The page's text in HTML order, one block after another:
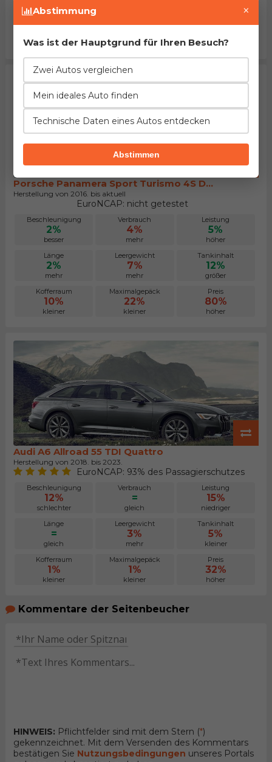
gleich
Kofferraum
größer
Maximalgepäck
größer
Preis
höher
Porsche Panamera Sport Turismo 4S D...
Herstellung von 2016. bis aktuell
EuroNCAP: nicht getestet
Beschleunigung
2%
besser
Verbrauch
4%
mehr
Leistung
5%
höher
Länge
2%
mehr
Leergewicht
7%
mehr
Tankinhalt
12%
größer
Kofferraum
10%
kleiner
Maximalgepäck
22%
kleiner
Preis
80%
höher
Audi A6 Allroad 55 TDI Quattro
Herstellung von 2018. bis 2023.
EuroNCAP: 93% des Passagierschutzes
Beschleunigung
12%
schlechter
Verbrauch
=
gleich
Leistung
15%
niedriger
Länge
=
gleich
Leergewicht
3%
mehr
Tankinhalt
5%
kleiner
Kofferraum
1%
kleiner
Maximalgepäck
1%
kleiner
Preis
32%
höher
Kommentare der Seitenbeucher
HINWEIS: Pflichtfelder sind mit dem Stern (*)
gekennzeichnet. Mit dem Versenden des Kommentars
bestätigen Sie Nutzungsbedingungen unseres Portals
Abstimmung ×
Was ist der Hauptgrund für Ihren Besuch?
Zwei Autos vergleichen
Mein ideales Auto finden
Technische Daten eines Autos entdecken
Abstimmen